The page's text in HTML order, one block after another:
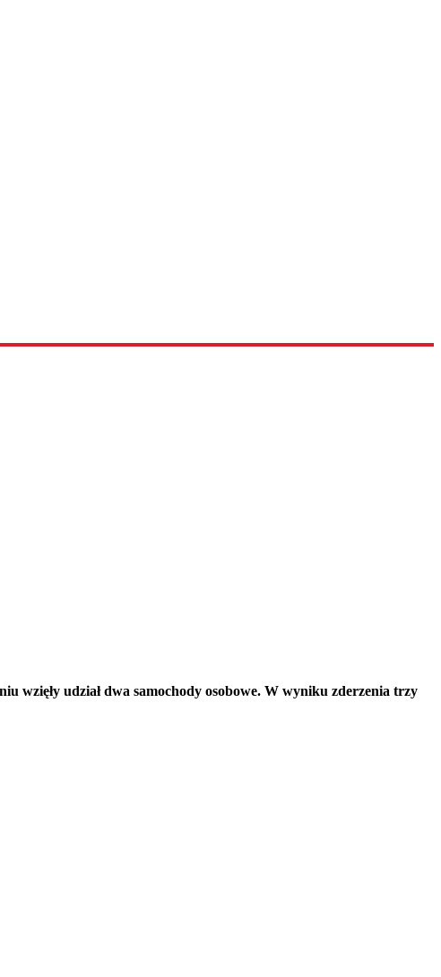
wzięły udział dwa samochody osobowe. W wyniku zderzenia trzy